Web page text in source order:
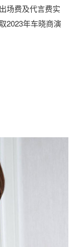
场费及代言费实
2023年车晓商演